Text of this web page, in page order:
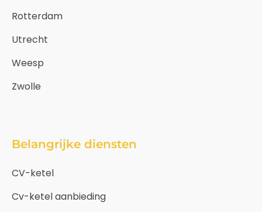
Rotterdam
Utrecht
Weesp
Zwolle
Belangrijke diensten
CV-ketel
Cv-ketel aanbieding